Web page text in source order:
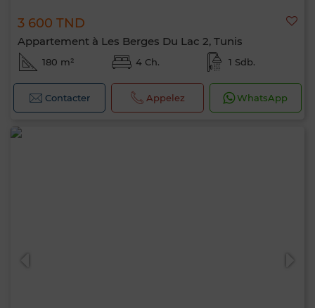
3 600 TND
Appartement à Les Berges Du Lac 2, Tunis
180 m² 4 Ch. 1 Sdb.
Contacter Appelez WhatsApp